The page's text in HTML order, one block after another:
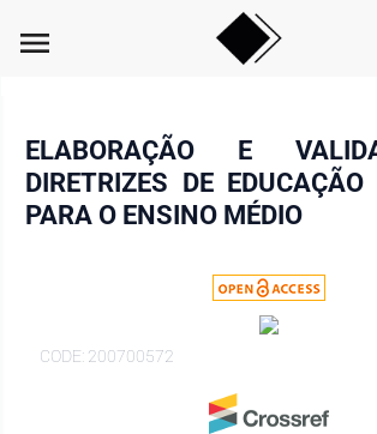
menu
ELABORAÇÃO E
DIRETRIZES DE
PARA O ENSINO MÉDIO
CODE: 200700572